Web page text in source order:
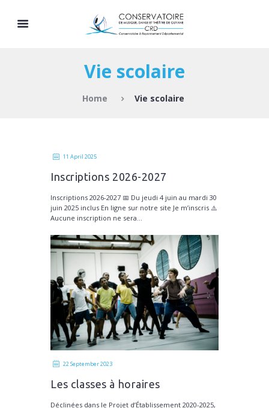
Vie scolaire
Home Vie scolaire
11 April 2025
Inscriptions 2026-2027
Inscriptions 2026-2027 📅 Du jeudi 4 juin au mardi 30
juin 2025 inclus En ligne sur notre site Je m’inscris ⚠️
Aucune inscription ne sera...
22 September 2023
Les classes à horaires
aménagées Musique et Danse
Déclinées dans le Projet d’Établissement 2020-2025,